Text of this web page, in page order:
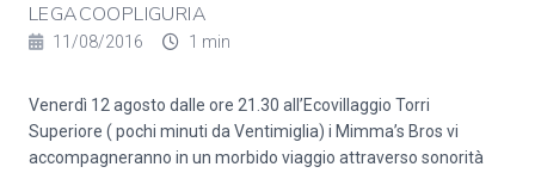
LEGACOOPLIGURIA
11/08/2016 1 min
Venerdì 12 agosto dalle ore 21.30 all’Ecovillaggio Torri
Superiore ( pochi minuti da Ventimiglia) i Mimma’s Bros vi
accompagneranno in un morbido viaggio attraverso sonorità